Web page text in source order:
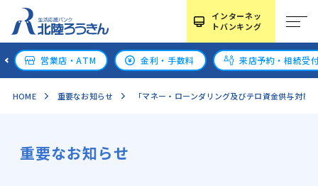
インターネッ
トバンキング
営業店・ATM 金利・手数料 来店予約・相続受
HOME 重要なお知らせ 「マネー・ローンダリング及びテロ資金供与対
重要なお知らせ